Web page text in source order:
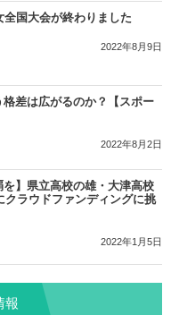
全国大会が終わりました
2022年8月9日
格差は広がるのか？【スポー
2022年8月2日
を】県立高校の雄・大津高校
クラウドファンディングに挑
2022年1月5日
報